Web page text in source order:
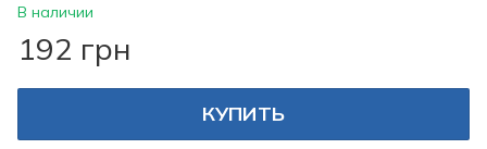
В наличии
192 грн
КУПИТЬ